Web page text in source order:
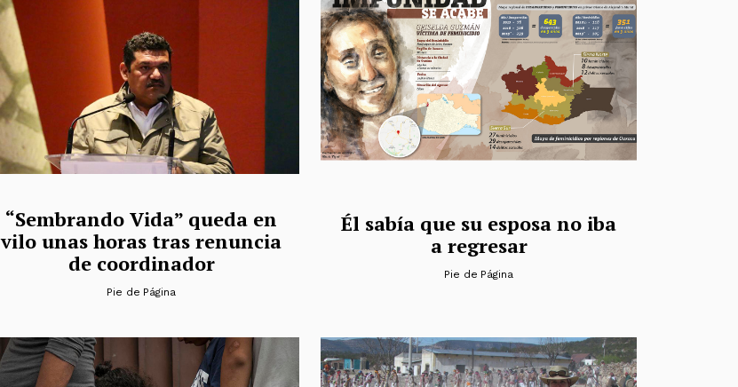
“Sembrando Vida” queda en
vilo unas horas tras renuncia
de coordinador
Pie de Página
Él sabía que su esposa no iba
a regresar
Pie de Página